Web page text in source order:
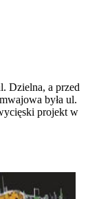
Dzielna, a przed
była ul.
projekt w